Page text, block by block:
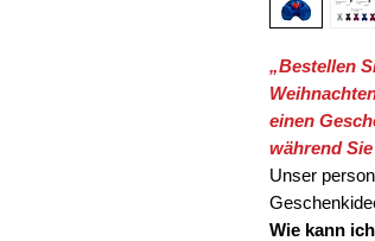
„Bestellen
einen
während
Unser
Wie kann